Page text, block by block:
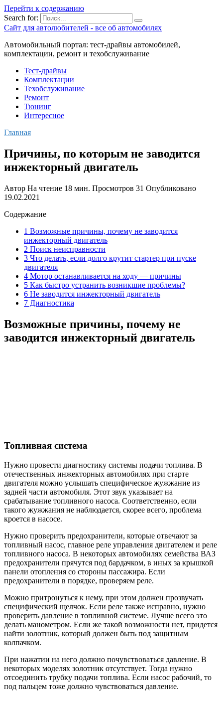
Перейти к содержанию
Search for:
Сайт для автолюбителей - все об автомобилях
Автомобильный портал: тест-драйвы автомобилей,
комплектации, ремонт и техобслуживание
Тест-драйвы
Комплектации
Техобслуживание
Ремонт
Тюнинг
Интересное
Главная
Причины, по которым не заводится
инжекторный двигатель
Автор На чтение 18 мин. Просмотров 31 Опубликовано
19.02.2021
Содержание
1 Возможные причины, почему не заводится
инжекторный двигатель
2 Поиск неисправности
3 Что делать, если долго крутит стартер при пуске
двигателя
4 Мотор останавливается на ходу — причины
5 Как быстро устранить возникшие проблемы?
6 Не заводится инжекторный двигатель
7 Диагностика
Возможные причины, почему не
заводится инжекторный двигатель
Топливная система
Нужно провести диагностику системы подачи топлива. В
отечественных инжекторных автомобилях при старте
двигателя можно услышать специфическое жужжание из
задней части автомобиля. Этот звук указывает на
срабатывание топливного насоса. Соответственно, если
такого жужжания не наблюдается, скорее всего, проблема
кроется в насосе.
Нужно проверить предохранители, которые отвечают за
топливный насос, главное реле управления двигателем и реле
топливного насоса. В некоторых автомобилях семейства ВАЗ
предохранители прячутся под бардачком, в иных за крышкой
панели отопления со стороны пассажира. Если
предохранители в порядке, проверяем реле.
Можно притронуться к нему, при этом должен прозвучать
специфический щелчок. Если реле также исправно, нужно
проверить давление в топливной системе. Лучше всего это
делать манометром. Если же такой возможности нет, придется
найти золотник, который должен быть под защитным
колпачком.
При нажатии на него должно почувствоваться давление. В
некоторых моделях золотник отсутствует. Тогда нужно
отсоединить трубку подачи топлива. Если насос рабочий, то
под пальцем тоже должно чувствоваться давление.